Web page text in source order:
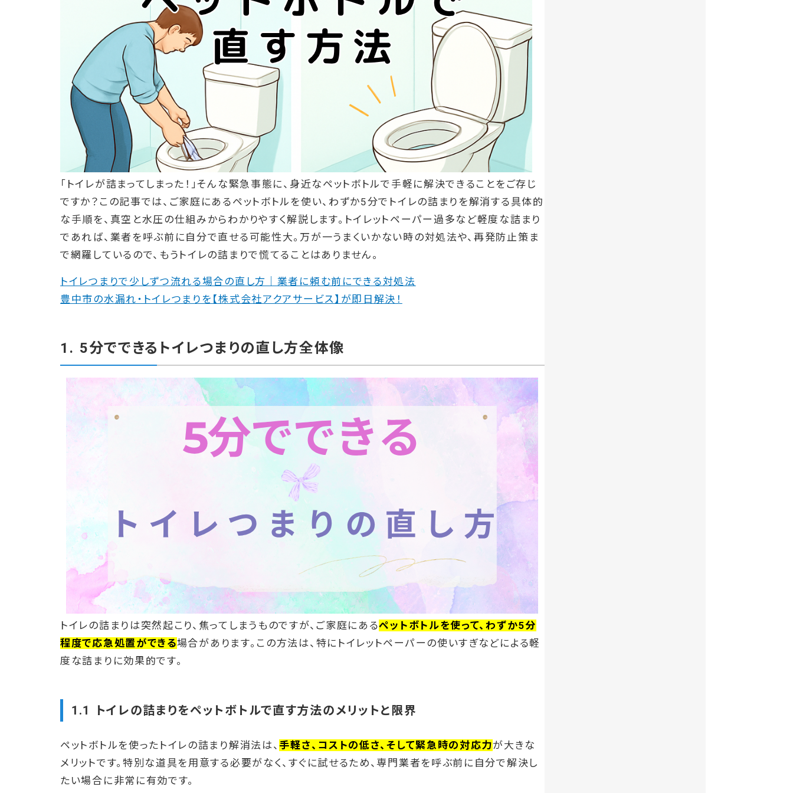
「トイレが詰まってしまった！」そんな緊急事態に、身近なペットボトルで手軽に解決できることをご存じ
ですか？この記事では、ご家庭にあるペットボトルを使い、わずか5分でトイレの詰まりを解消する具体的
な手順を、真空と水圧の仕組みからわかりやすく解説します。トイレットペーパー過多など軽度な詰まり
であれば、業者を呼ぶ前に自分で直せる可能性大。万が一うまくいかない時の対処法や、再発防止策ま
で網羅しているので、もうトイレの詰まりで慌てることはありません。
トイレつまりで少しずつ流れる場合の直し方｜業者に頼む前にできる対処法
豊中市の水漏れ・トイレつまりを【株式会社アクアサービス】が即日解決！
1. 5分でできるトイレつまりの直し方全体像
トイレの詰まりは突然起こり、焦ってしまうものですが、ご家庭にあるペットボトルを使って、わずか5分
程度で応急処置ができる場合があります。この方法は、特にトイレットペーパーの使いすぎなどによる軽
度な詰まりに効果的です。
1.1 トイレの詰まりをペットボトルで直す方法のメリットと限界
ペットボトルを使ったトイレの詰まり解消法は、 手軽さ、コストの低さ、そして緊急時の対応力が大きな
メリットです。特別な道具を用意する必要がなく、すぐに試せるため、専門業者を呼ぶ前に自分で解決し
たい場合に非常に有効です。